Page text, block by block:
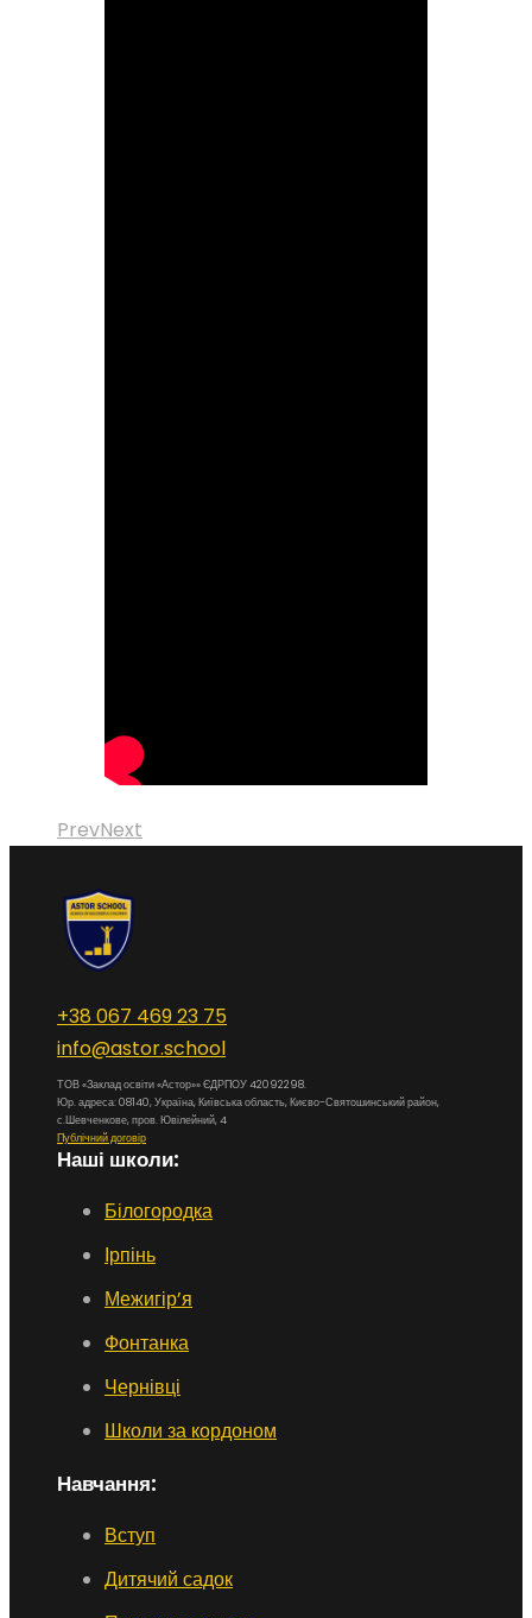
PrevNext
+38 067 469 23 75
info@astor.school
ТОВ «Заклад освіти «Астор»» ЄДРПОУ 42092298.
Юр. адреса: 08140, Україна, Київська область, Києво-Святошинський район,
с.Шевченкове, пров. Ювілейний, 4
Публічний договір
Наші школи:
Білогородка
Ірпінь
Межигір’я
Фонтанка
Чернівці
Школи за кордоном
Навчання:
Вступ
Дитячий садок